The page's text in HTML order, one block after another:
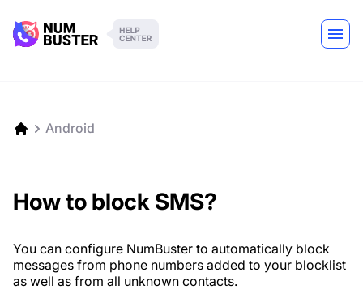
Android
How to block SMS?
You can configure NumBuster to automatically block
messages from phone numbers added to your blocklist
as well as from all unknown contacts.